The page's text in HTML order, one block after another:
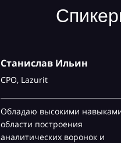
Станислав Ильин
CPO, Lazurit
Обладаю высокими
области построения
аналитических воронок и